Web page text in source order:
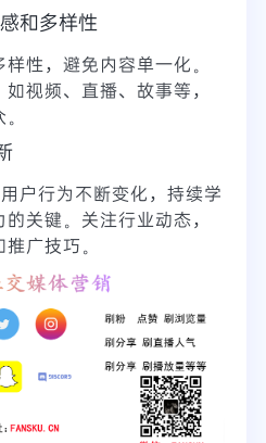
和多样性
性，避免内容单一化。
视频、直播、故事等，
行为不断变化，持续学
关键。关注行业动态，
广技巧。